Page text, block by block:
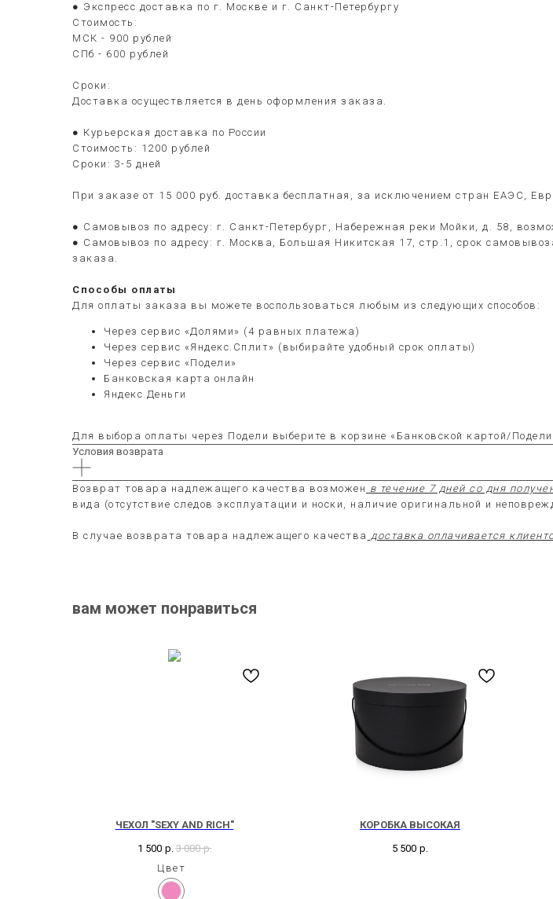
● Экспресс доставка по г. Москве и г. Санкт-Петербургу
Стоимость:
МСК - 900 рублей
СПб - 600 рублей
Сроки:
Доставка осуществляется в день оформления заказа.
● Курьерская доставка по России
Стоимость: 1200 рублей
Сроки: 3-5 дней
При заказе от 15 000 руб. доставка бесплатная, за исключением стран ЕАЭС,
● Самовывоз по адресу: г. Санкт-Петербург, Набережная реки Мойки, д. 58,
● Самовывоз по адресу: г. Москва, Большая Никитская 17, стр.1, срок
заказа.
Способы оплаты
Для оплаты заказа вы можете воспользоваться любым из следующих способов:
Через сервис «Долями» (4 равных платежа)
Через сервис «Яндекс.Сплит» (выбирайте удобный срок оплаты)
Через сервис «Подели»
Банковская карта онлайн
Яндекс.Деньги
Для выбора оплаты через Подели выберите в корзине «Банковской картой/
Условия возврата
Возврат товара надлежащего качества возможен в течение 7 дней со дня
вида (отсутствие следов эксплуатации и носки, наличие оригинальной и
В случае возврата товара надлежащего качества доставка оплачивается
вам может понравиться
ЧЕХОЛ "SEXY AND RICH"
1 500 р. 3 000 р.
Цвет
КОРОБКА ВЫСОКАЯ
5 500 р.